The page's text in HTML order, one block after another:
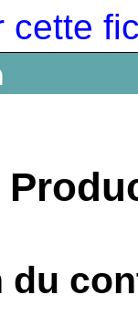
cette
du